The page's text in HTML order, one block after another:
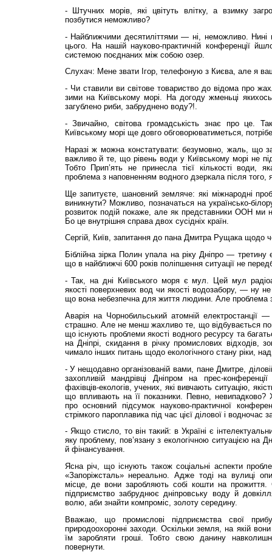
- Штучних морів, які цвітуть влітку, а взимку
позбутися неможливо?
- Найближчими десятиліттями — ні, неможливо. Нині
цього. На нашій науково-практичній конференції
системою поєднаних між собою озер.
Слухач: Мене звати Ігор, телефоную з Києва, але я
- Чи ставили ви світове товариство до відома про
зими на Київському морі. На догоду жменьці
загублено риби, забруднено воду?!.
- Звичайно, світова громадськість знає про це.
Київському морі ще довго обговорюватиметься,
Наразі ж можна констатувати: безумовно, жаль, що
важливо й те, що рівень води у Київському морі не
Тобто Прип’ять не принесла тієї кількості води,
проблема з наповненням водного дзеркала після того,
Ще запитуєте, шановний земляче: які міжнародні
виникнути? Можливо, позначаться на українсько-
розвиток подій покаже, але як представники ООН ми
Бо це внутрішня справа двох сусідніх країн.
Сергій, Київ, запитання до пана Дмитра Рущака щодо
Біблійна зірка Полин упала на ріку Дніпро — третину
що в найближчі 600 років поліпшення ситуації не
- Так, на дні Київського моря є мул. Цей мул
якості поверхневих вод чи якості водозабору, — ну
що вона небезпечна для життя людини. Але проблема
Аварія на Чорнобильський атомній електростанції
страшно. Але не менш жахливо те, що відбувається
що існують проблеми якості водного ресурсу та
на Дніпрі, скидання в річку промислових відходів,
чимало інших питань щодо екологічного стану ріки,
- У нещодавно організованій вами, пане Дмитре,
захопливій мандрівці Дніпром на прес-
фахівців-екологів, учених, які вивчають ситуацію,
що впливають на її показники. Певно, невипадково?
про основний підсумок науково-практичної
стрімкого пароплавика під час цієї ділової і водночас
- Якщо стисло, то він такий: в Україні є
яку проблему, пов’язану з екологічною ситуацією на
й фінансування.
Ясна річ, що існують також соціальні аспекти
«Запоріжсталь» нереально. Адже тоді на вулиці
місце, де вони заробляють собі кошти на
підприємство забруднює дніпровську воду й
волю, аби знайти компроміс, золоту середину.
Вважаю, що промислові підприємства свої
природоохоронні заходи. Оскільки земля, на якій
їм заробляти гроші. Тобто свою данину
повернути.